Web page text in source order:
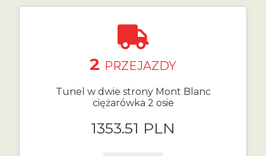
2 PRZEJAZDY
Tunel w dwie strony Mont Blanc
ciężarówka 2 osie
1353.51 PLN